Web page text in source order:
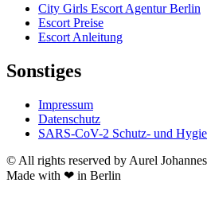
City Girls Escort Agentur Berlin
Escort Preise
Escort Anleitung
Sonstiges
Impressum
Datenschutz
SARS-CoV-2 Schutz- und
© All rights reserved by Aurel
Made with ❤ in Berlin